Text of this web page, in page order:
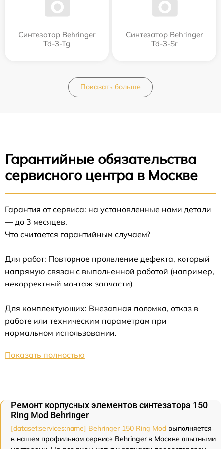
Синтезатор Behringer
Td-3-Tg
Синтезатор Behringer
Td-3-Sr
Показать больше
Гарантийные обязательства
сервисного центра в Москве
Гарантия от сервиса: на установленные нами детали
— до 3 месяцев.
Что считается гарантийным случаем?
Для работ: Повторное проявление дефекта, который
напрямую связан с выполненной работой (например,
некорректный монтаж запчасти).
Для комплектующих: Внезапная поломка, отказ в
работе или техническим параметрам при
нормальном использовании.
Показать полностью
Ремонт корпусных элементов синтезатора 150
Ring Mod Behringer
[dataset:services:name] Behringer 150 Ring Mod выполняется
в нашем профильном сервисе Behringer в Москве опытными